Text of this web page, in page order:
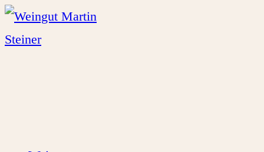
Zum
Inhalt